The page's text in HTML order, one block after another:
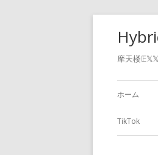
摩天楼𝔼𝕏𝕏
ホーム
TikTok